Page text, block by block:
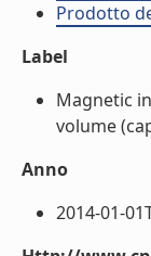
Prodotto
Label
Magnetic
volume
Anno
2014-01-